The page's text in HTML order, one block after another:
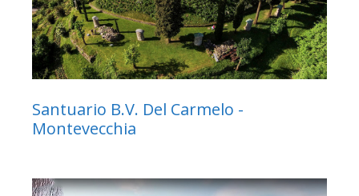
Santuario B.V. Del Carmelo -
Montevecchia